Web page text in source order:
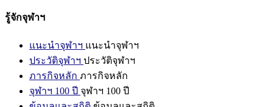
รู้จักจุฬาฯ
แนะนำจุฬาฯ แนะนำจุฬาฯ
ประวัติจุฬาฯ ประวัติจุฬาฯ
ภารกิจหลัก ภารกิจหลัก
จุฬาฯ 100 ปี จุฬาฯ 100 ปี